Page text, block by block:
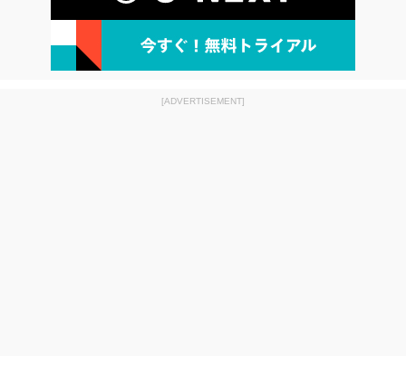
[ADVERTISEMENT]